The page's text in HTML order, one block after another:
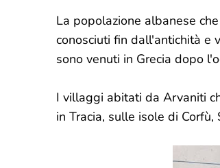
La popolazione albanese
conosciuti fin dall'antichità e
sono venuti in Grecia dopo
I villaggi abitati da Arvaniti
in Tracia, sulle isole di Corfù,